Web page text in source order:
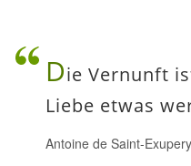
Die Vernunft
Liebe etwas
Antoine de Saint-Exupery